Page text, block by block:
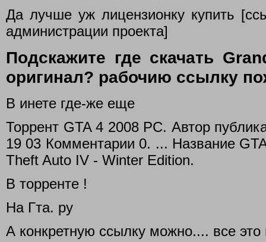
Да лучше уж лицензионку купить
администрации проекта]
Подскажите где скачать
оригинал? рабочию ссылку
В инете где-же еще
Торрент GTA 4 2008 PC. Автор
19 03 Комментарии 0. ... Название
Theft Auto IV - Winter Edition.
В торренте !
На Гта. ру
А конкретную ссылку можно.... все это